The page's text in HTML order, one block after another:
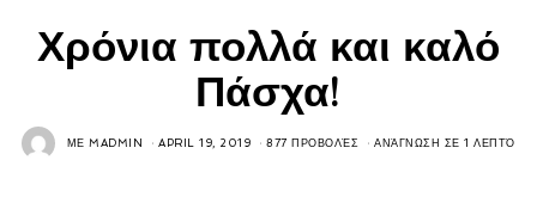
Χρόνια πολλά και καλό
Πάσχα!
ΜΕMADMIN APRIL 19, 2019 877 ΠΡΟΒΟΛΈΣ ΑΝΆΓΝΩΣΗ ΣΕ 1 ΛΕΠΤΌ